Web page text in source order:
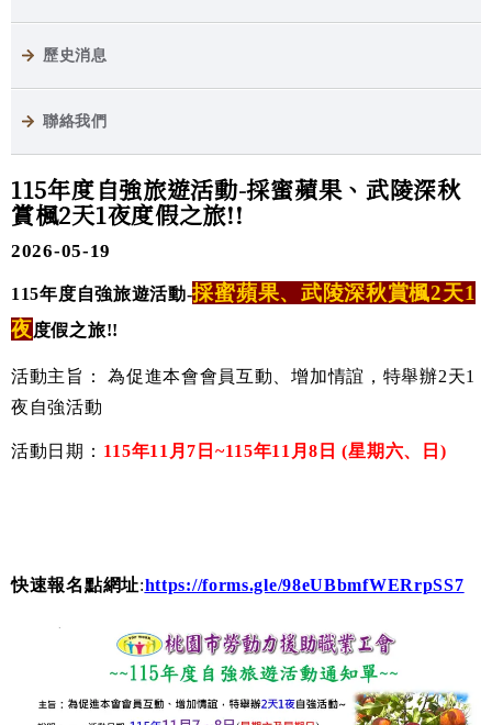
歷史消息
聯絡我們
115年度自強旅遊活動-採蜜蘋果、武陵深秋
賞楓2天1夜度假之旅!!
2026-05-19
115年度自強旅遊活動-採蜜蘋果、武陵深秋賞楓2天1
夜度假之旅!!
活動主旨： 為促進本會會員互動、增加情誼，特舉辦2天1
夜自強活動
活動日期： 115年11月7日~115年11月8日 (星期六、日)
快速報名點網址:https://forms.gle/98eUBbmfWERrpSS7